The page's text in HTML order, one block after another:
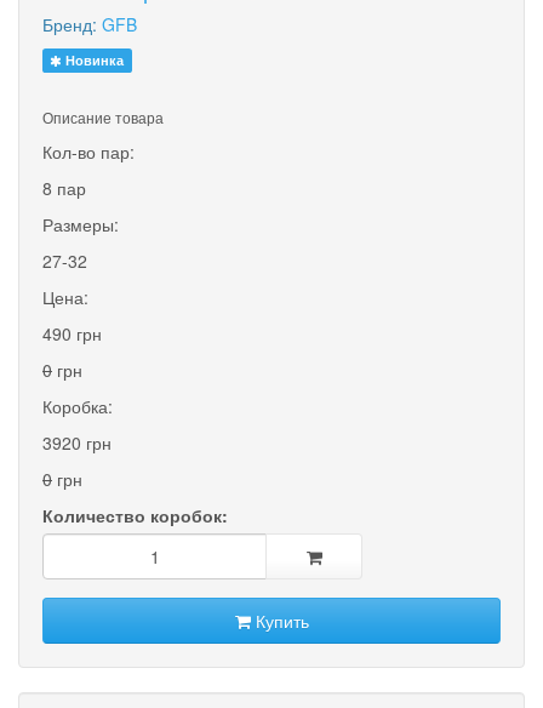
Бренд: GFB
Новинка
Описание товара
Кол-во пар:
8 пар
Размеры:
27-32
Цена:
490 грн
0 грн
Коробка:
3920 грн
0 грн
Количество коробок:
Купить